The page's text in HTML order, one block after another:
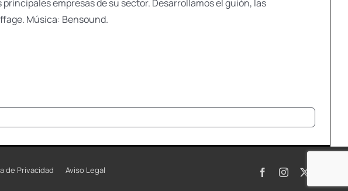
empresas de su sector. Desarrollamos el guión, las
Música: Bensound.
Aviso Legal
de Privacidad FacebookInstagram